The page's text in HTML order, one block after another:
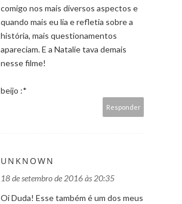
comigo nos mais diversos aspectos e
quando mais eu lia e refletia sobre a
história, mais questionamentos
apareciam. E a Natalie tava demais
nesse filme!
beijo :*
Responder
UNKNOWN
18 de setembro de 2016 às 20:35
Oi Duda! Esse também é um dos meus